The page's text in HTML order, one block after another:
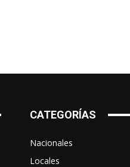
CATEGORÍAS
Nacionales
Locales